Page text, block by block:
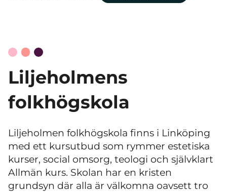
Liljeholmens
folkhögskola
Liljeholmen folkhögskola finns i Linköping
med ett kursutbud som rymmer estetiska
kurser, social omsorg, teologi och självklart
Allmän kurs. Skolan har en kristen
grundsyn där alla är välkomna oavsett tro